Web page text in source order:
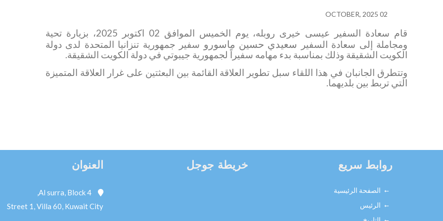
02 OCTOBER, 2025
قام سعادة السفير عيسى خيرى روبله، يوم
الخميس الموافق 02 اكتوبر 2025، بزيارة تحية
ومجاملة إلى سعادة السفير
سعيدي حسين ماسورو سفير جمهورية تنزانيا المتحدة لدى دولة
الكويت الشقيقة وذلك بمناسبة بدء مهامه سفيراً لجمهورية جيبوتي في دولة الكويت الشقيقة.
وتتطرق الجانبان في هذا اللقاء سبل تطوير العلاقة القائمة بين البعثتين على غرار العلاقة المتميزة
التي تربط بين بلديهما.
روابط سريع
الصفحة الرئيسية
الرئيس
خريطة جوجل العنوان
Street 1, Villa 60, Kuwait City